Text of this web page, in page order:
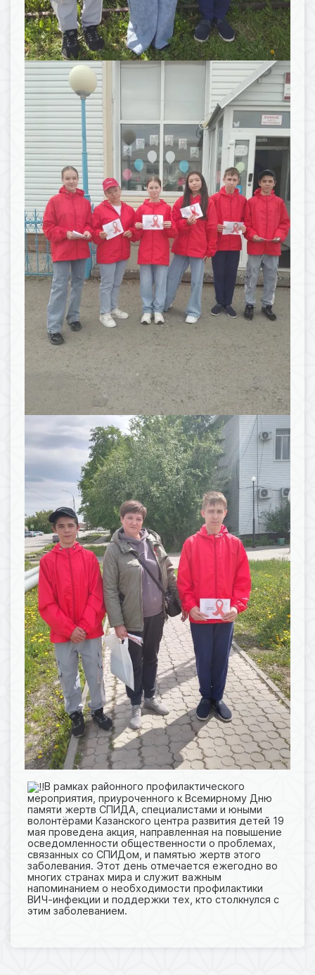
В рамках районного профилактического
мероприятия, приуроченного к Всемирному Дню
памяти жертв СПИДА, специалистами и юными
волонтёрами Казанского центра развития детей 19
мая проведена акция, направленная на повышение
осведомленности общественности о проблемах,
связанных со СПИДом, и памятью жертв этого
заболевания. Этот день отмечается ежегодно во
многих странах мира и служит важным
напоминанием о необходимости профилактики
ВИЧ-инфекции и поддержки тех, кто столкнулся с
этим заболеванием.